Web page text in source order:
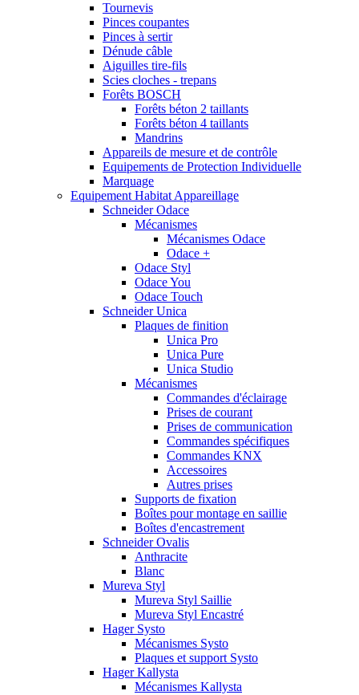
Tournevis
Pinces coupantes
Pinces à sertir
Dénude câble
Aiguilles tire-fils
Scies cloches - trepans
Forêts BOSCH
Forêts béton 2 taillants
Forêts béton 4 taillants
Mandrins
Appareils de mesure et de contrôle
Equipements de Protection Individuelle
Marquage
Equipement Habitat Appareillage
Schneider Odace
Mécanismes
Mécanismes Odace
Odace +
Odace Styl
Odace You
Odace Touch
Schneider Unica
Plaques de finition
Unica Pro
Unica Pure
Unica Studio
Mécanismes
Commandes d'éclairage
Prises de courant
Prises de communication
Commandes spécifiques
Commandes KNX
Accessoires
Autres prises
Supports de fixation
Boîtes pour montage en saillie
Boîtes d'encastrement
Schneider Ovalis
Anthracite
Blanc
Mureva Styl
Mureva Styl Saillie
Mureva Styl Encastré
Hager Systo
Mécanismes Systo
Plaques et support Systo
Hager Kallysta
Mécanismes Kallysta